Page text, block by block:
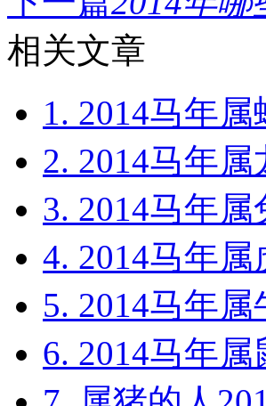
下一篇2014年哪
相关文章
1. 2014马年
2. 2014马年
3. 2014马年
4. 2014马年
5. 2014马年
6. 2014马年